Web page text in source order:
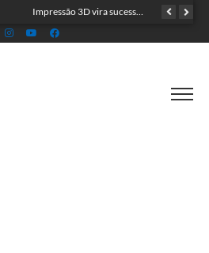
Cinco acreanos mortos em acidente trágico na BR-364 são velados juntos